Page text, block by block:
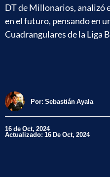
DT de Millonarios, analizó
en el futuro, pensando en
Cuadrangulares de la Liga
Por: Sebastián Ayala
16 de Oct, 2024
Actualizado: 16 De Oct, 2024